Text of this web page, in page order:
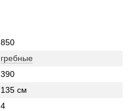
850
гребные
390
135 см
4